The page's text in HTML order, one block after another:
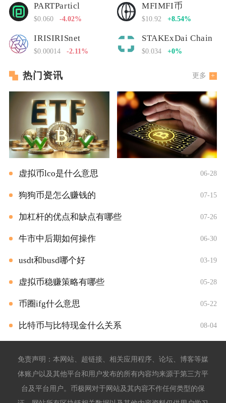
PARTParticl
$0.060 -4.02%
MFIMFI币
$10.92 +8.54%
IRISIRISnet
$0.00014 -2.11%
STAKExDai Chain
$0.034 +0%
热门资讯 更多
虚拟币lco是什么意思 06-28
狗狗币是怎么赚钱的 07-15
加杠杆的优点和缺点有哪些 07-26
牛市中后期如何操作 06-30
usdt和busd哪个好 03-19
虚拟币稳赚策略有哪些 05-28
币圈ifg什么意思 05-22
比特币与比特现金什么关系 08-04
免责声明：本网站、超链接、相关应用程序、论坛、博客等媒
体账户以及其他平台和用户发布的所有内容均来源于第三方平
台及平台用户。币极网对于网站及其内容不作任何类型的保